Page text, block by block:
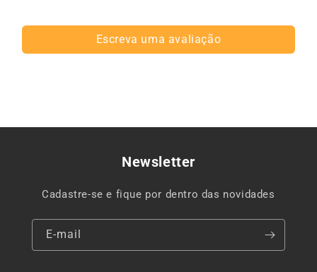
Escreva uma avaliação
Newsletter
Cadastre-se e fique por dentro das novidades
E-mail